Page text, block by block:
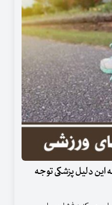
این دلیل پزشکی توجه